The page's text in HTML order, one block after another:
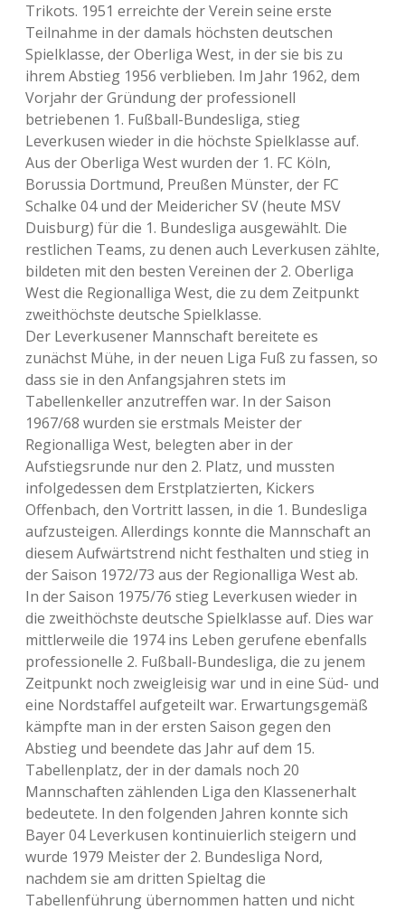
Trikots. 1951 erreichte der Verein seine erste
Teilnahme in der damals höchsten deutschen
Spielklasse, der Oberliga West, in der sie bis zu
ihrem Abstieg 1956 verblieben. Im Jahr 1962, dem
Vorjahr der Gründung der professionell
betriebenen 1. Fußball-Bundesliga, stieg
Leverkusen wieder in die höchste Spielklasse auf.
Aus der Oberliga West wurden der 1. FC Köln,
Borussia Dortmund, Preußen Münster, der FC
Schalke 04 und der Meidericher SV (heute MSV
Duisburg) für die 1. Bundesliga ausgewählt. Die
restlichen Teams, zu denen auch Leverkusen zählte,
bildeten mit den besten Vereinen der 2. Oberliga
West die Regionalliga West, die zu dem Zeitpunkt
zweithöchste deutsche Spielklasse.
Der Leverkusener Mannschaft bereitete es
zunächst Mühe, in der neuen Liga Fuß zu fassen, so
dass sie in den Anfangsjahren stets im
Tabellenkeller anzutreffen war. In der Saison
1967/68 wurden sie erstmals Meister der
Regionalliga West, belegten aber in der
Aufstiegsrunde nur den 2. Platz, und mussten
infolgedessen dem Erstplatzierten, Kickers
Offenbach, den Vortritt lassen, in die 1. Bundesliga
aufzusteigen. Allerdings konnte die Mannschaft an
diesem Aufwärtstrend nicht festhalten und stieg in
der Saison 1972/73 aus der Regionalliga West ab.
In der Saison 1975/76 stieg Leverkusen wieder in
die zweithöchste deutsche Spielklasse auf. Dies war
mittlerweile die 1974 ins Leben gerufene ebenfalls
professionelle 2. Fußball-Bundesliga, die zu jenem
Zeitpunkt noch zweigleisig war und in eine Süd- und
eine Nordstaffel aufgeteilt war. Erwartungsgemäß
kämpfte man in der ersten Saison gegen den
Abstieg und beendete das Jahr auf dem 15.
Tabellenplatz, der in der damals noch 20
Mannschaften zählenden Liga den Klassenerhalt
bedeutete. In den folgenden Jahren konnte sich
Bayer 04 Leverkusen kontinuierlich steigern und
wurde 1979 Meister der 2. Bundesliga Nord,
nachdem sie am dritten Spieltag die
Tabellenführung übernommen hatten und nicht